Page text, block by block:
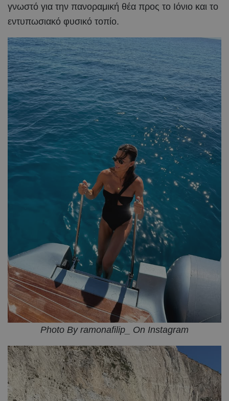
γνωστό για την πανοραμική θέα προς το Ιόνιο και το
εντυπωσιακό φυσικό τοπίο.
Photo By ramonafilip_ On Instagram